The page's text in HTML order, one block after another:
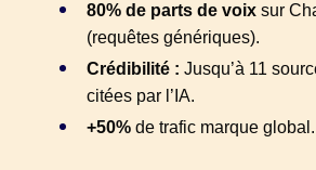
80% de parts de voix sur
(requêtes génériques).
Crédibilité : Jusqu’à 11
citées par l’IA.
+50% de trafic marque global.